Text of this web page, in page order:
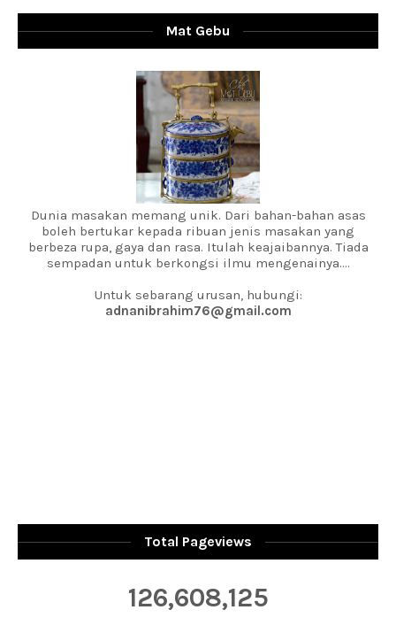
Mat Gebu
Dunia masakan memang unik. Dari bahan-bahan asas
boleh bertukar kepada ribuan jenis masakan yang
berbeza rupa, gaya dan rasa. Itulah keajaibannya. Tiada
sempadan untuk berkongsi ilmu mengenainya....
Untuk sebarang urusan, hubungi:
adnanibrahim76@gmail.com
Total Pageviews
126,608,125